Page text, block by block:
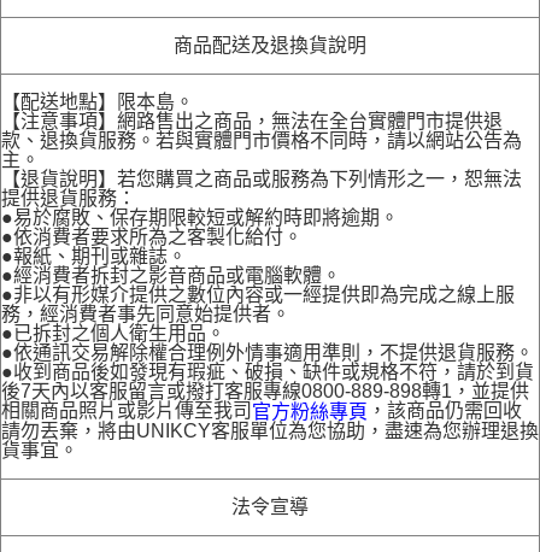
商品配送及退換貨說明
【配送地點】限本島。
【注意事項】網路售出之商品，無法在全台實體門市提供退
款、退換貨服務。若與實體門市價格不同時，請以網站公告為
主。
【退貨說明】若您購買之商品或服務為下列情形之一，恕無法
提供退貨服務：
●易於腐敗、保存期限較短或解約時即將逾期。
●依消費者要求所為之客製化給付。
●報紙、期刊或雜誌。
●經消費者拆封之影音商品或電腦軟體。
●非以有形媒介提供之數位內容或一經提供即為完成之線上服
務，經消費者事先同意始提供者。
●已拆封之個人衛生用品。
●依通訊交易解除權合理例外情事適用準則，不提供退貨服務。
●收到商品後如發現有瑕疵、破損、缺件或規格不符，請於到貨
後7天內以客服留言或撥打客服專線0800-889-898轉1，並提供
相關商品照片或影片傳至我司 官方粉絲專頁 ，該商品仍需回收
請勿丟棄，將由UNIKCY客服單位為您協助，盡速為您辦理退換
貨事宜。
法令宣導